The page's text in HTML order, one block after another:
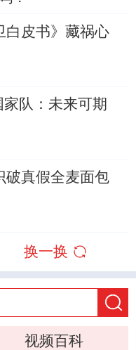
白皮书》藏祸心
队：未来可期
破真假全麦面包
换一换
视频百科